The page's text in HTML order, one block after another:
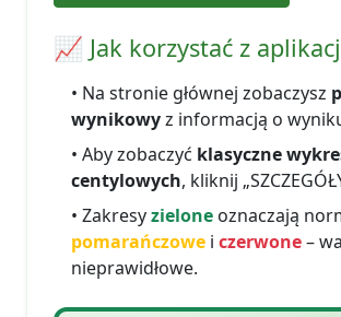
📈 Jak korzystać z
• Na stronie głównej zobaczysz
wynikowyz informacją o
• Aby zobaczyć klasyczne
centylowych, kliknij
• Zakresyzielone oznaczają
pomarańczowe i czerwone–
nieprawidłowe.